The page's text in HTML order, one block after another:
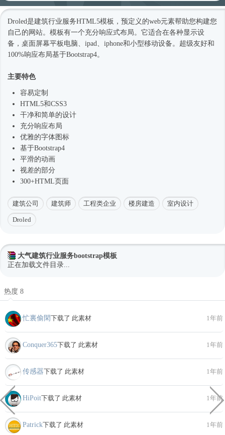
Droled是建筑行业服务HTML5模板 ，预定义的web元素帮助您构建您
自己的网站。模板有一个充分响应式布局。它适合在各种显示设
备，桌面屏幕平板电脑、ipad、iphone和小型移动设备。超级友好和
100%响应布局基于Bootstrap4。
主要特色
容易定制
HTML5和CSS3
干净和简单的设计
充分响应布局
优雅的字体图标
基于Bootstrap4
平滑的动画
视差的部分
300+HTML页面
建筑公司 建筑师 工程类企业 楼房建造 室内设计
Droled
大气建筑行业服务bootstrap模板
正在加载文件目录...
热度 8
忙裏偷閑下载了 此素材 1年前
Conquer365下载了 此素材 1年前
传感器下载了 此素材 1年前
HiPoit下载了 此素材 1年前
Patrick下载了 此素材 1年前